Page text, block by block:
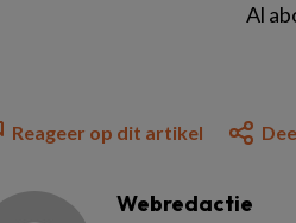
Al
Reageer op dit artikel
Webredactie